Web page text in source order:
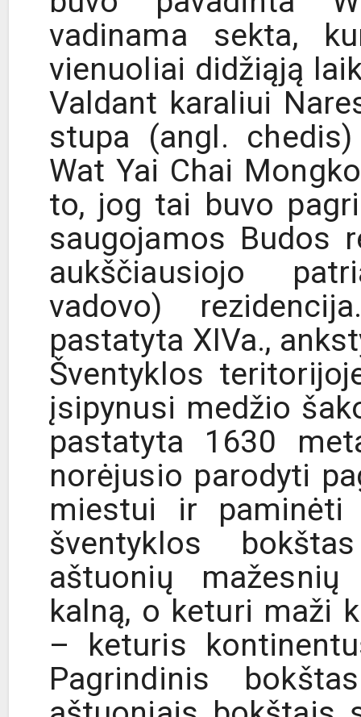
vadinama sekta,
vienuoliai didžiąją
Valdant karaliui
stupa (angl.
Wat Yai Chai
to, jog tai buvo
saugojamos Budos
aukščiausiojo
vadovo)
pastatyta XIVa.,
Šventyklos
įsipynusi medžio
pastatyta 1630
norėjusio parodyti
miestui ir paminėti
šventyklos
aštuonių
kalną, o keturi maži
– keturis
Pagrindinis